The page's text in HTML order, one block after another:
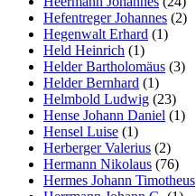
Hefentreger Johannes (2)
Hegenwalt Erhard (1)
Held Heinrich (1)
Helder Bartholomäus (3)
Helder Bernhard (1)
Helmbold Ludwig (23)
Hense Johann Daniel (1)
Hensel Luise (1)
Herberger Valerius (2)
Hermann Nikolaus (76)
Hermes Johann Timotheus